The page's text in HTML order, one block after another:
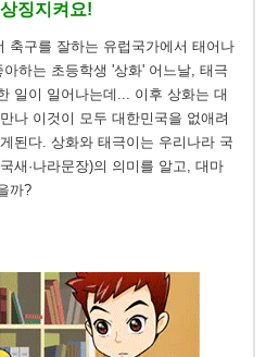
징지켜요!
축구를 잘하는 유럽국가에서 태어나
하는 초등학생 '상화' 어느날, 태극
일이 일어나는데... 이후 상화는 대
나 이것이 모두 대한민국을 없애려
된다. 상화와 태극이는 우리나라 국
새·나라문장)의 의미를 알고, 대마
까?